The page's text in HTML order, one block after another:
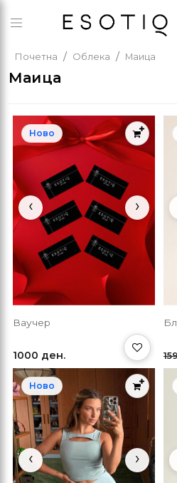
Почетна Облека Маица
Маица
‹ ›
Ново
Ваучер
1000 ден.
‹ ›
Ново